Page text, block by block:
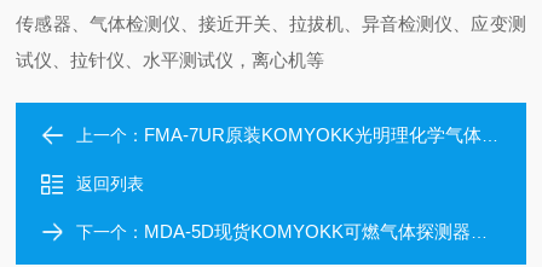
传感器、气体检测仪、接近开关、拉拔机、异音检测仪、应变测
试仪、拉针仪、水平测试仪，离心机等
上一个： FMA-7UR原装KOMYOKK光明理化学气体检测仪非防爆型
返回列表
下一个： MDA-5D现货KOMYOKK可燃气体探测器防爆型